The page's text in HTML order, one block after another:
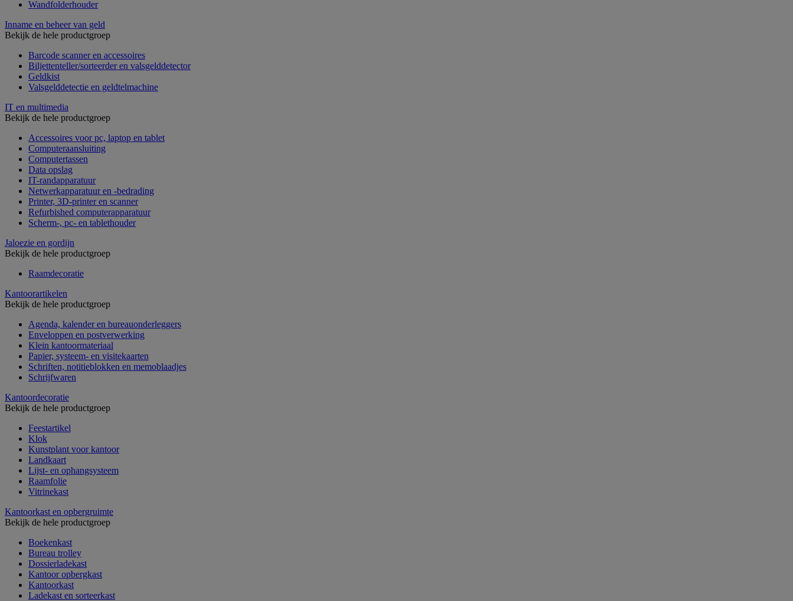
Wandfolderhouder
Inname en beheer van geld
Bekijk de hele productgroep
Barcode scanner en accessoires
Biljettenteller/sorteerder en valsgelddetector
Geldkist
Valsgelddetectie en geldtelmachine
IT en multimedia
Bekijk de hele productgroep
Accessoires voor pc, laptop en tablet
Computeraansluiting
Computertassen
Data opslag
IT-randapparatuur
Netwerkapparatuur en -bedrading
Printer, 3D-printer en scanner
Refurbished computerapparatuur
Scherm-, pc- en tablethouder
Jaloezie en gordijn
Bekijk de hele productgroep
Raamdecoratie
Kantoorartikelen
Bekijk de hele productgroep
Agenda, kalender en bureauonderleggers
Enveloppen en postverwerking
Klein kantoormateriaal
Papier, systeem- en visitekaarten
Schriften, notitieblokken en memoblaadjes
Schrijfwaren
Kantoordecoratie
Bekijk de hele productgroep
Feestartikel
Klok
Kunstplant voor kantoor
Landkaart
Lijst- en ophangsysteem
Raamfolie
Vitrinekast
Kantoorkast en opbergruimte
Bekijk de hele productgroep
Boekenkast
Bureau trolley
Dossierladekast
Kantoor opbergkast
Kantoorkast
Ladekast en sorteerkast